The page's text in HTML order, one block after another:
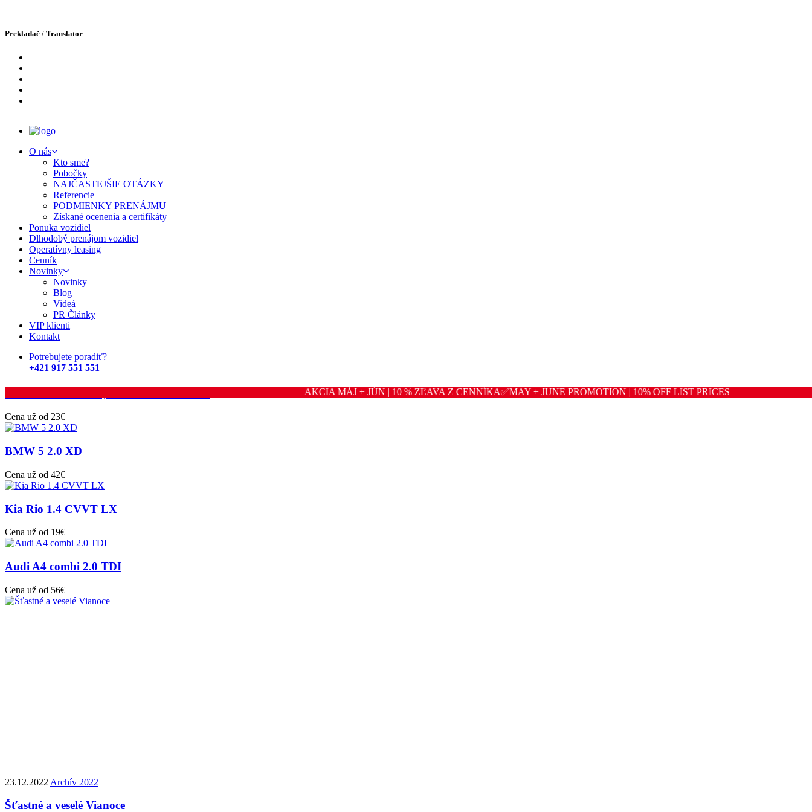
Prekladač / Translator
O nás
Kto sme?
Pobočky
NAJČASTEJŠIE OTÁZKY
Referencie
PODMIENKY PRENÁJMU
Získané ocenenia a certifikáty
Ponuka vozidiel
Dlhodobý prenájom vozidiel
Operatívny leasing
Cenník
Novinky
Novinky
Blog
Videá
PR Články
VIP klienti
Kontakt
Potrebujete poradiť?
+421 917 551 551
AKCIA MÁJ + JÚN | 10 % ZĽAVA Z CENNÍKA✅MAY + JUNE PROMOTION | 10% OFF LIST PRICES
Domov
Novinky
Novinky
Archív
Rok 2022(12)
Rok 2023(31)
Rok 2024(20)
Rok 2025(11)
Rok 2026
Cena už od 23€
BMW 5 2.0 XD
Cena už od 42€
Kia Rio 1.4 CVVT LX
Cena už od 19€
Audi A4 combi 2.0 TDI
Cena už od 56€
23.12.2022 Archív 2022
Šťastné a veselé Vianoce